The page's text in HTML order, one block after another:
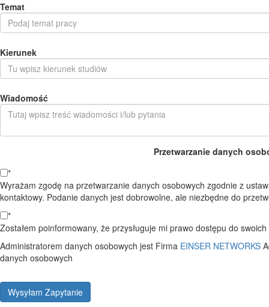
Temat
Kierunek
Wiadomość
Przetwarzanie danych
*
Wyrażam zgodę na przetwarzanie danych osobowych zgodnie z
kontaktowy. Podanie danych jest dobrowolne, ale niezbędne do
*
Zostałem poinformowany, że przysługuje mi prawo dostępu do
Administratorem danych osobowych jest Firma EINSER NETWORKS
danych osobowych
Wysyłam Zapytanie